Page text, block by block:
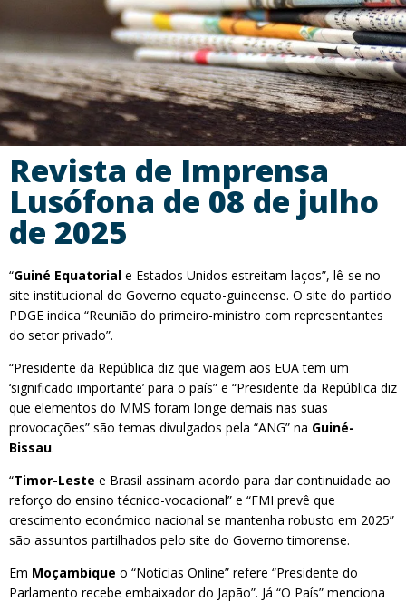
Revista de Imprensa
Lusófona de 08 de julho
de 2025
“Guiné Equatorial e Estados Unidos estreitam laços”, lê-se no
site institucional do Governo equato-guineense. O site do partido
PDGE indica “Reunião do primeiro-ministro com representantes
do setor privado”.
“Presidente da República diz que viagem aos EUA tem um
‘significado importante’ para o país” e “Presidente da República diz
que elementos do MMS foram longe demais nas suas
provocações” são temas divulgados pela “ANG” na Guiné-
Bissau.
“Timor-Leste e Brasil assinam acordo para dar continuidade ao
reforço do ensino técnico-vocacional” e “FMI prevê que
crescimento económico nacional se mantenha robusto em 2025”
são assuntos partilhados pelo site do Governo timorense.
Em Moçambique o “Notícias Online” refere “Presidente do
Parlamento recebe embaixador do Japão”. Já “O País” menciona